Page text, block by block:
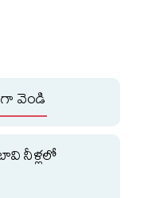
వెండి
నీళ్లలో